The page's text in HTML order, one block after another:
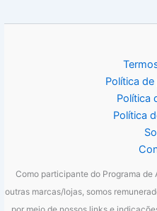
Política
Política
Política
Como participante do Programa de
outras marcas/lojas, somos